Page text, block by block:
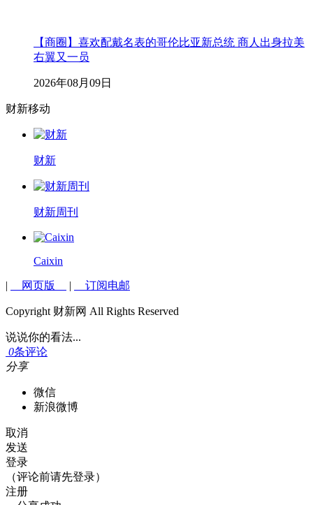
【商圈】喜欢配戴名表的哥伦比亚新总统 商人出身拉美
右翼又一员
2026年08月09日
财新移动
财新
财新周刊
Caixin
| 网页版 | 订阅电邮
Copyright 财新网 All Rights Reserved
说说你的看法...
0条评论
分享
微信
新浪微博
取消
发送
登录
（评论前请先登录）
注册